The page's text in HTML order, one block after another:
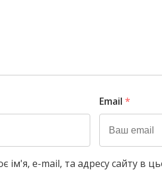
Email *
ім'я, e-mail, та адресу сайту в